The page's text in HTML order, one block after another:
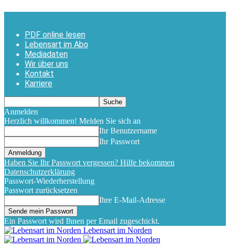
PDF online lesen
Lebensart im Abo
Mediadaten
Wir über uns
Kontakt
Karriere
Anmelden
Herzlich willkommen! Melden Sie sich an
Ihr Benutzername
Ihr Passwort
Haben Sie Ihr Passwort vergessen? Hilfe bekommen
Datenschutzerklärung
Passwort-Wiederherstellung
Passwort zurücksetzen
Ihre E-Mail-Adresse
Ein Passwort wird Ihnen per Email zugeschickt.
Lebensart im Norden